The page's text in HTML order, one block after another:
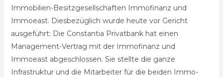
Immobilien-Besitzgesellschaften Immofinanz und
Immoeast. Diesbezüglich wurde heute vor Gericht
ausgeführt: Die Constantia Privatbank hat einen
Management-Vertrag mit der Immofinanz und
Immoeast abgeschlossen. Sie stellte die ganze
Infrastruktur und die Mitarbeiter für die beiden Immo-